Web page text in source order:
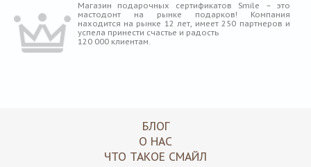
Магазин подарочных сертификатов Smile – это
мастодонт на рынке подарков! Компания
находится на рынке 12 лет, имеет 250 партнеров и
успела принести счастье и радость
120 000 клиентам.
БЛОГ
О НАС
ЧТО ТАКОЕ СМАЙЛ